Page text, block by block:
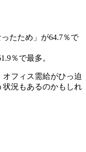
たため」が64.7％で
％で最多。
フィス需給がひっ迫
況もあるのかもしれ